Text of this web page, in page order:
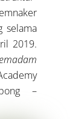
selama
2019.
–